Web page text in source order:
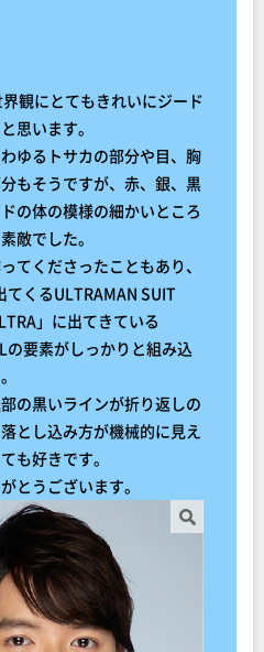
観にとてもきれいにジード
思います。
ゆるトサカの部分や目、胸
もそうですが、赤、銀、黒
の体の模様の細かいところ
敵でした。
てくださったこともあり、
てくるULTRAMAN SUIT
」に出てきている
の要素がしっかりと組み込
の黒いラインが折り返しの
とし込み方が機械的に見え
も好きです。
とうございます。